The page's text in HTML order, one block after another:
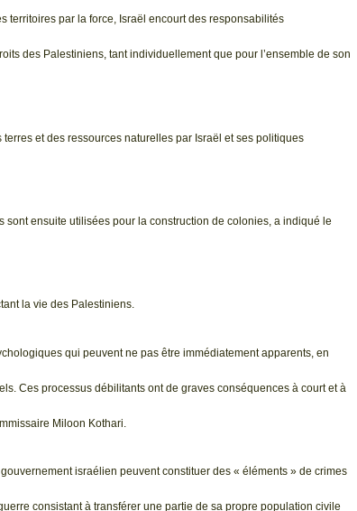
territoires par la force, Israël encourt des responsabilités
des Palestiniens, tant individuellement que pour l’ensemble de son
et des ressources naturelles par Israël et ses politiques
sont ensuite utilisées pour la construction de colonies, a indiqué le
la vie des Palestiniens.
qui peuvent ne pas être immédiatement apparents, en
Ces processus débilitants ont de graves conséquences à court et à
Miloon Kothari.
israélien peuvent constituer des « éléments » de crimes
consistant à transférer une partie de sa propre population civile